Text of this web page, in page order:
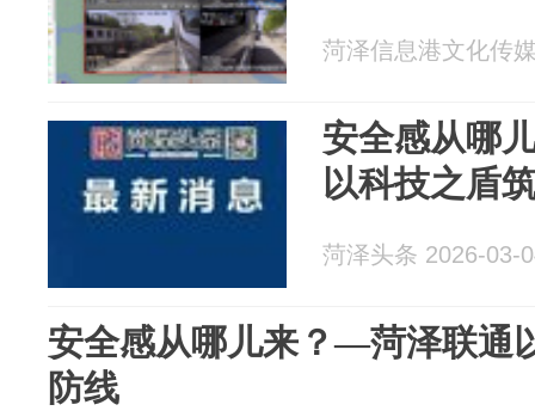
菏泽信息港文化传
安全感从哪
以科技之盾
菏泽头条 2026-03-
安全感从哪儿来？—菏泽联通
防线